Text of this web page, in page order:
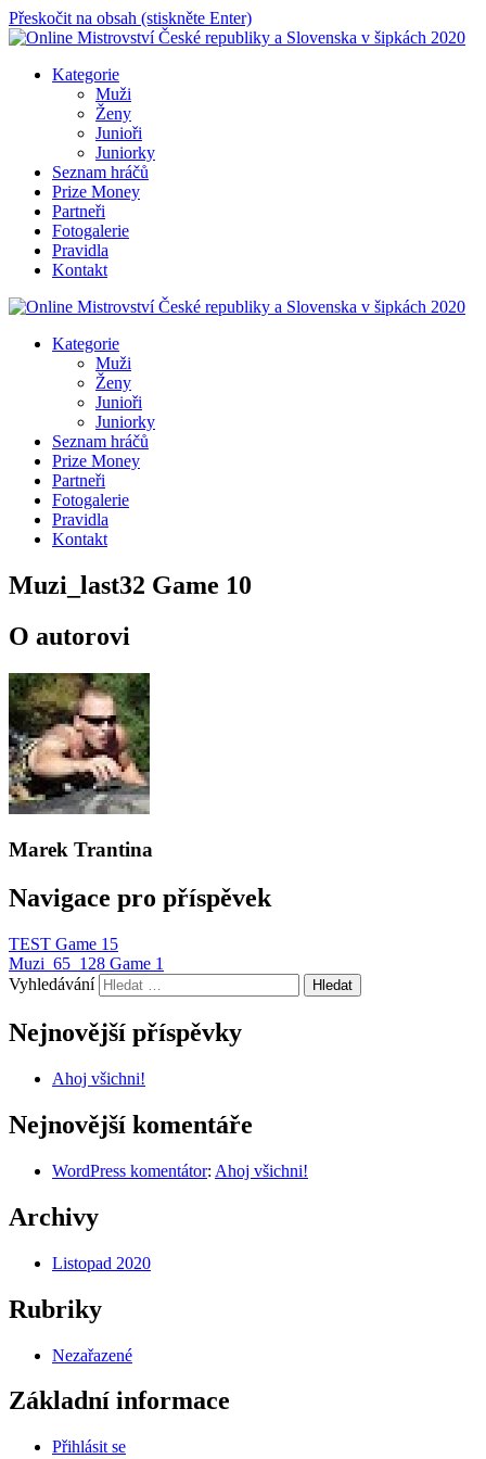
Přeskočit na obsah (stiskněte Enter)
Online Mistrovství České republiky a Slovenska v šipkách 2020
Kategorie
Muži
Ženy
Junioři
Juniorky
Seznam hráčů
Prize Money
Partneři
Fotogalerie
Pravidla
Kontakt
Online Mistrovství České republiky a Slovenska v šipkách 2020
Kategorie
Muži
Ženy
Junioři
Juniorky
Seznam hráčů
Prize Money
Partneři
Fotogalerie
Pravidla
Kontakt
Muzi_last32 Game 10
O autorovi
Marek Trantina
Navigace pro příspěvek
TEST Game 15
Muzi_65_128 Game 1
Vyhledávání
Nejnovější příspěvky
Ahoj všichni!
Nejnovější komentáře
WordPress komentátor: Ahoj všichni!
Archivy
Listopad 2020
Rubriky
Nezařazené
Základní informace
Přihlásit se